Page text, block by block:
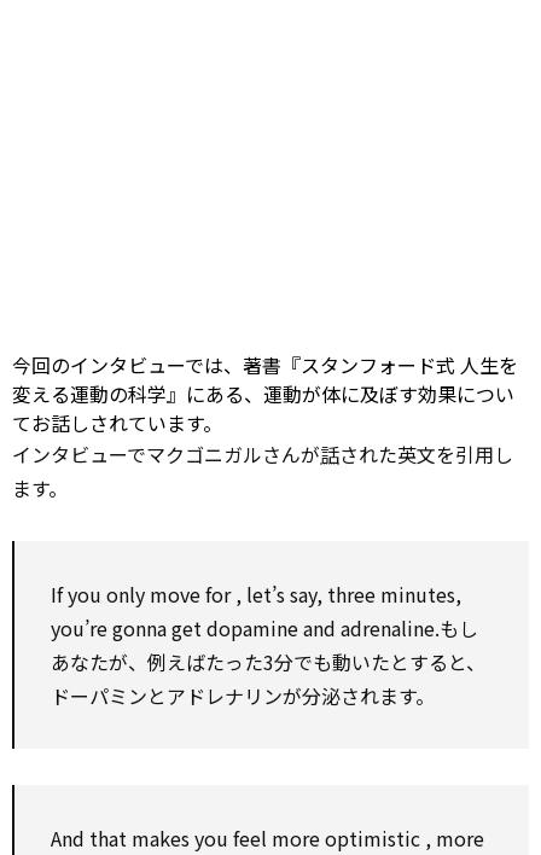
今回のインタビューでは、著書『スタンフォード式 人生を
変える運動の科学』にある、運動が体に及ぼす効果につい
てお話しされています。
インタビューでマクゴニガルさんが話された英文を引用し
ます。
If you only movefor, let’s say, three minutes,
you’re gonna get dopamine and adrenaline.もし
あなたが、例えばたった3分でも動いたとすると、
ドーパミンとアドレナリンが分泌されます。
And that makes you feel moreoptimistic , more